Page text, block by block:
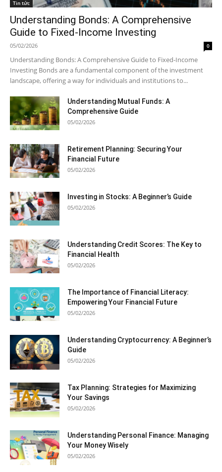
Tin tức
Understanding Bonds: A Comprehensive
Guide to Fixed-Income Investing
05/02/2026 0
Understanding Bonds: A Comprehensive Guide to Fixed-Income
Investing Bonds are a fundamental component of the investment
landscape, offering a way for individuals and institutions to...
Understanding Mutual Funds: A
Comprehensive Guide
05/02/2026
Retirement Planning: Securing Your
Financial Future
05/02/2026
Investing in Stocks: A Beginner’s Guide
05/02/2026
Understanding Credit Scores: The Key to
Financial Health
05/02/2026
The Importance of Financial Literacy:
Empowering Your Financial Future
05/02/2026
Understanding Cryptocurrency: A Beginner’s
Guide
05/02/2026
Tax Planning: Strategies for Maximizing
Your Savings
05/02/2026
Understanding Personal Finance: Managing
Your Money Wisely
05/02/2026